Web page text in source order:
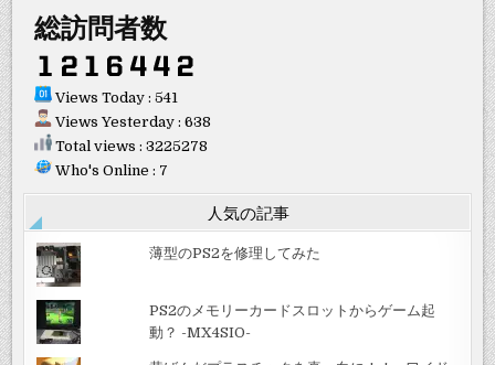
総訪問者数
Views Today : 541
Views Yesterday : 638
Total views : 3225278
Who's Online : 7
人気の記事
薄型のPS2を修理してみた
PS2のメモリーカードスロットからゲーム起
動？ -MX4SIO-